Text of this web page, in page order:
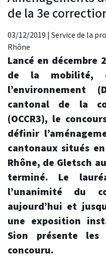
de la 3e
03/12/2019 | Service de la
Rhône
Lancé en décembre
de la mobilité,
l’environnement
cantonal de la
(OCCR3), le
définir
cantonaux situés
Rhône, de Gletsch
terminé. Le
l’unanimité du
aujourd’hui et
une exposition
Sion présente
concouru.